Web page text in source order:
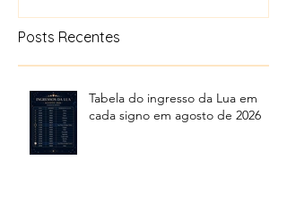
Posts Recentes
Tabela do ingresso da Lua em
cada signo em agosto de 2026